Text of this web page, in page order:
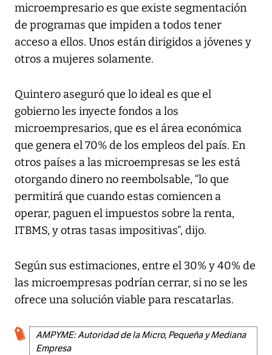
microempresario es que existe segmentación
de programas que impiden a todos tener
acceso a ellos. Unos están dirigidos a jóvenes y
otros a mujeres solamente.
Quintero aseguró que lo ideal es que el
gobierno les inyecte fondos a los
microempresarios, que es el área económica
que genera el 70% de los empleos del país. En
otros países a las microempresas se les está
otorgando dinero no reembolsable, “lo que
permitirá que cuando estas comiencen a
operar, paguen el impuestos sobre la renta,
ITBMS, y otras tasas impositivas”, dijo.
Según sus estimaciones, entre el 30% y 40% de
las microempresas podrían cerrar, si no se les
ofrece una solución viable para rescatarlas.
AMPYME: Autoridad de la Micro, Pequeña y Mediana
Empresa